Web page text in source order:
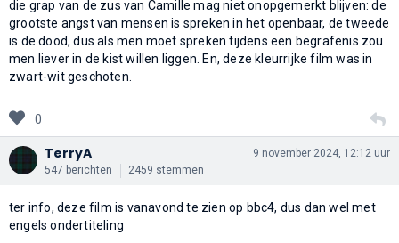
die grap van de zus van Camille mag niet onopgemerkt blijven: de
grootste angst van mensen is spreken in het openbaar, de tweede
is de dood, dus als men moet spreken tijdens een begrafenis zou
men liever in de kist willen liggen. En, deze kleurrijke film was in
zwart-wit geschoten.
0
TerryA
547 berichten 2459 stemmen
9 november 2024, 12:12 uur
ter info, deze film is vanavond te zien op bbc4, dus dan wel met
engels ondertiteling